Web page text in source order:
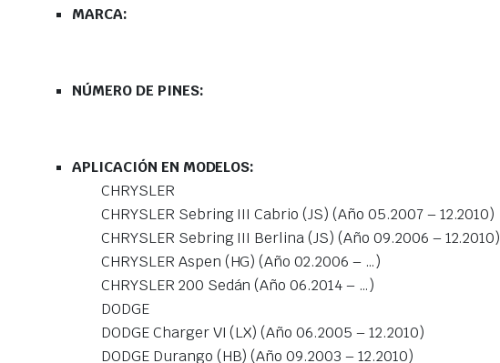
MARCA:
NÚMERO DE PINES:
APLICACIÓN EN MODELOS:
CHRYSLER
CHRYSLER Sebring III Cabrio (JS) (Año 05.2007 – 12.2010)
CHRYSLER Sebring III Berlina (JS) (Año 09.2006 – 12.2010)
CHRYSLER Aspen (HG) (Año 02.2006 – …)
CHRYSLER 200 Sedán (Año 06.2014 – …)
DODGE
DODGE Charger VI (LX) (Año 06.2005 – 12.2010)
DODGE Durango (HB) (Año 09.2003 – 12.2010)